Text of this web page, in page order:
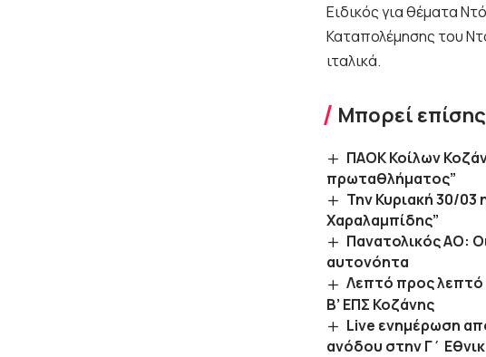
Ειδικός για θέματα
Καταπολέμησης του
ιταλικά.
Μπορεί
ΠΑΟΚ Κοίλων
πρωταθλήματος”
Την Κυριακή 30/
Χαραλαμπίδης”
Πανατολικός ΑΟ:
αυτονόητα
Λεπτό προς λεπτό
Β’ ΕΠΣ Κοζάνης
Live ενημέρωση
ανόδου στην Γ΄